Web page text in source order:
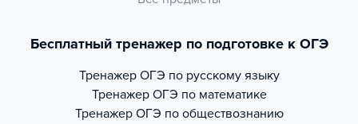
Бесплатный тренажер по подготовке к ОГЭ
Тренажер ОГЭ по русскому языку
Тренажер ОГЭ по математике
Тренажер ОГЭ по обществознанию